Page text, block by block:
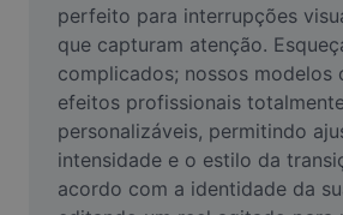
AI Inpainting
Face Cutout
Vídeo
Remover plano de fundo de vídeo
perfeito para interrupções
que capturam atenção.
complicados; nossos modelos
efeitos profissionais
personalizáveis, permitindo
intensidade e o estilo da
acordo com a identidade da